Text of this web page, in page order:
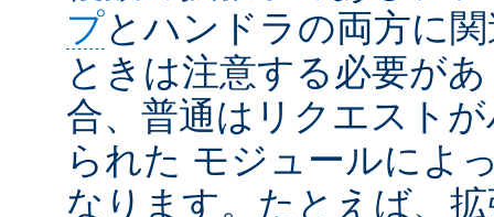
プとハンドラの両方に
ときは注意する必要が
合、普通はリクエスト
られた モジュールによ
なります。たとえば、